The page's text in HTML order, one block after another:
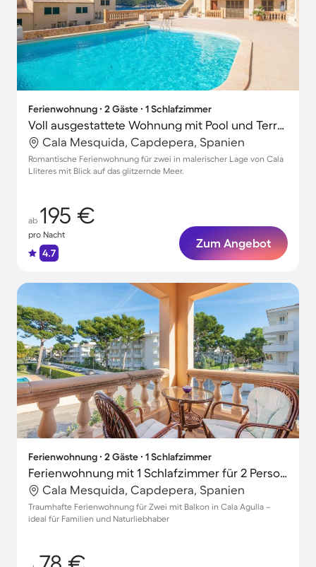
Ferienwohnung ∙ 2 Gäste ∙ 1 Schlafzimmer
Voll ausgestattete Wohnung mit Pool und Terrasse
Cala Mesquida, Capdepera, Spanien
Romantische Ferienwohnung für zwei in malerischer Lage von Cala
Lliteres mit Blick auf das glitzernde Meer.
ab 195 €
pro Nacht
4.7
Zum Angebot
Ferienwohnung ∙ 2 Gäste ∙ 1 Schlafzimmer
Ferienwohnung mit 1 Schlafzimmer für 2 Personen
Cala Mesquida, Capdepera, Spanien
Traumhafte Ferienwohnung für Zwei mit Balkon in Cala Agulla –
ideal für Familien und Naturliebhaber